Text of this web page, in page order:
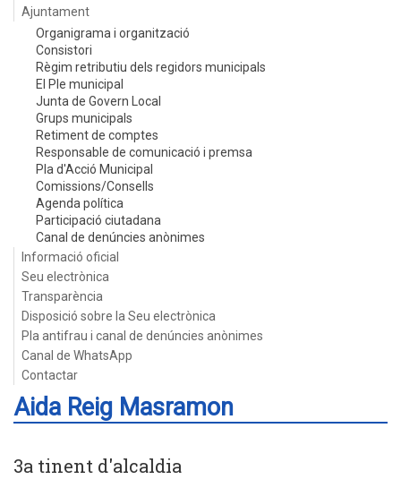
Ajuntament
Organigrama i organització
Consistori
Règim retributiu dels regidors municipals
El Ple municipal
Junta de Govern Local
Grups municipals
Retiment de comptes
Responsable de comunicació i premsa
Pla d'Acció Municipal
Comissions/Consells
Agenda política
Participació ciutadana
Canal de denúncies anònimes
Informació oficial
Seu electrònica
Transparència
Disposició sobre la Seu electrònica
Pla antifrau i canal de denúncies anònimes
Canal de WhatsApp
Contactar
Aida Reig Masramon
3a tinent d'alcaldia